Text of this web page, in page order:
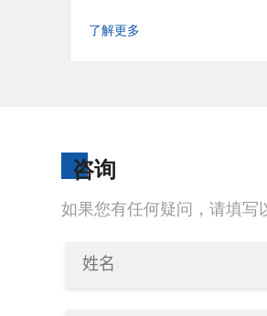
过程中，需要使用复合辊来去除
过程中，纸浆中的杂质不会影响
的传动效率。
了解更多
咨询
如果您有任何疑问，请填